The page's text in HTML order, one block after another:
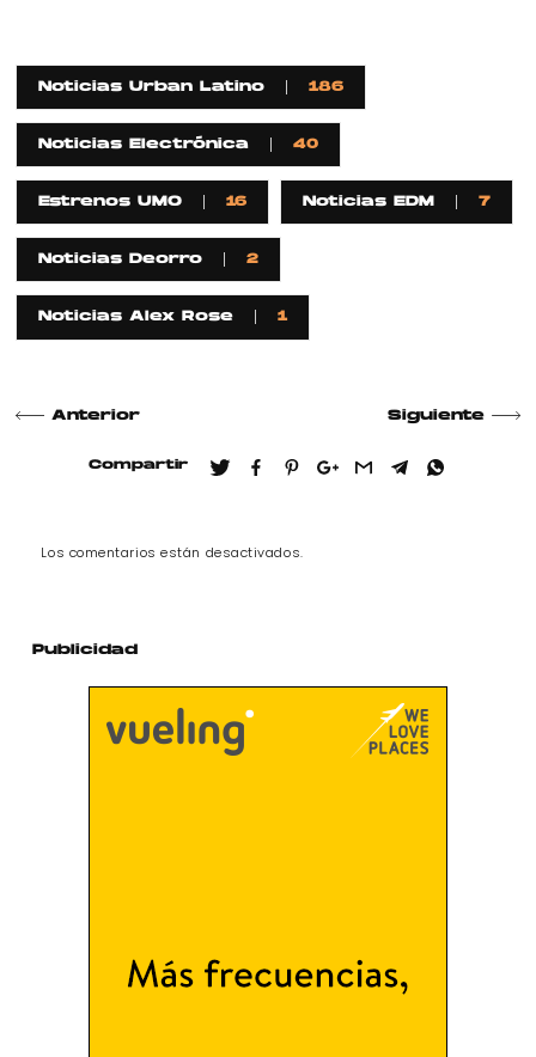
Noticias Urban Latino 186
Noticias Electrónica 40
Estrenos UMO 16 Noticias EDM 7
Noticias Deorro 2
Noticias Alex Rose 1
Anterior Siguiente
Compartir
Los comentarios están desactivados.
Publicidad